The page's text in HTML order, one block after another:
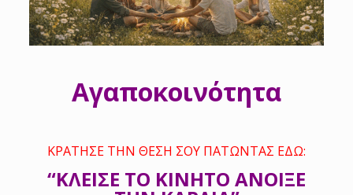
Αγαποκοινότητα
ΚΡΑΤΗΣΕ ΤΗΝ ΘΕΣΗ ΣΟΥ ΠΑΤΩΝΤΑΣ ΕΔΩ:
“ΚΛΕΙΣΕ ΤΟ ΚΙΝΗΤΟ ΑΝΟΙΞΕ